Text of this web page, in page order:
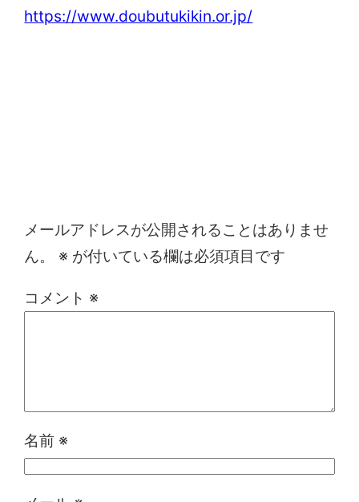
https://www.doubutukikin.or.jp/
メールアドレスが公開されることはありませ
ん。
※ が付いている欄は必須項目です
コメント ※
名前 ※